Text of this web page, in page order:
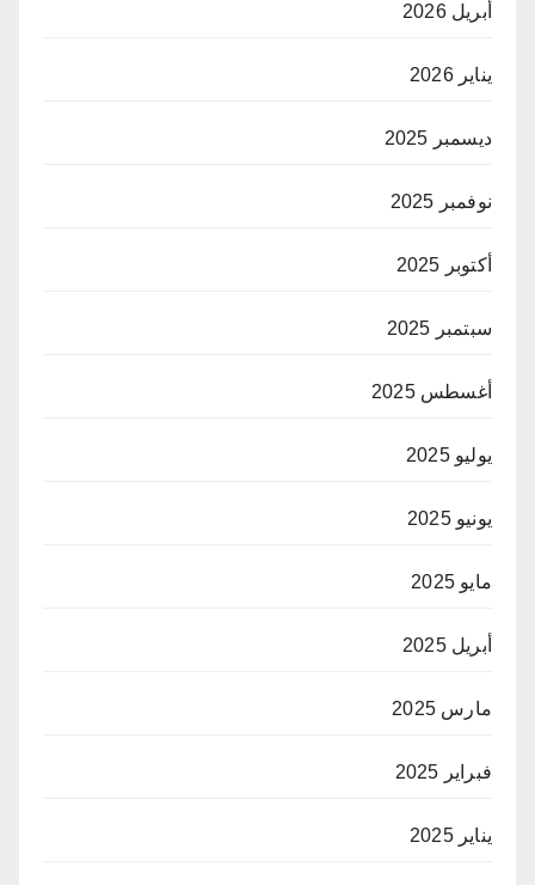
أبريل 2026
يناير 2026
ديسمبر 2025
نوفمبر 2025
أكتوبر 2025
سبتمبر 2025
أغسطس 2025
يوليو 2025
يونيو 2025
مايو 2025
أبريل 2025
مارس 2025
فبراير 2025
يناير 2025